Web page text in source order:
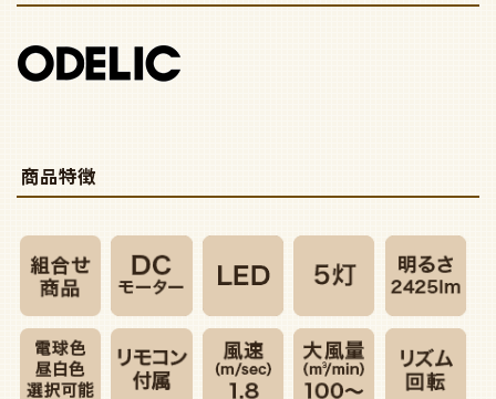
商品特徴